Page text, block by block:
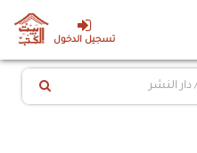
تسجيل الدخول